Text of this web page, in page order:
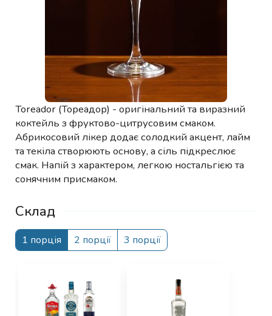
Toreador (Тореадор) - оригінальний та виразний
коктейль з фруктово-цитрусовим смаком.
Абрикосовий лікер додає солодкий акцент, лайм
та текіла створюють основу, а сіль підкреслює
смак. Напій з характером, легкою ностальгією та
сонячним присмаком.
Склад
1 порція 2 порції 3 порції